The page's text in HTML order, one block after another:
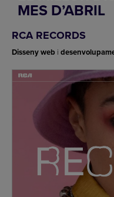
MES D’ABRIL
RCA RECORDS
Disseny web i